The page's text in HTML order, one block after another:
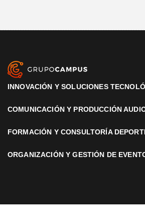
INNOVACIÓN Y SOLUCIONES
COMUNICACIÓN Y PRODUCCIÓN
FORMACIÓN Y CONSULTORÍA
ORGANIZACIÓN Y GESTIÓN DE